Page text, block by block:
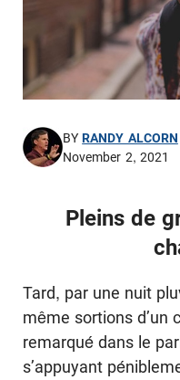
BYRANDY ALCORN
November 2, 2021
Pleins de
Tard, par une nuit
même sortions d’un
remarqué dans le
s’appuyant